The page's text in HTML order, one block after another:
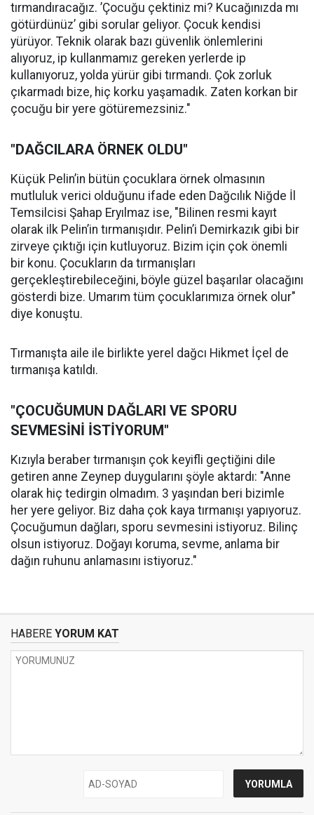
tırmandıracağız. ’Çocuğu çektiniz mi? Kucağınızda mı
götürdünüz’ gibi sorular geliyor. Çocuk kendisi
yürüyor. Teknik olarak bazı güvenlik önlemlerini
alıyoruz, ip kullanmamız gereken yerlerde ip
kullanıyoruz, yolda yürür gibi tırmandı. Çok zorluk
çıkarmadı bize, hiç korku yaşamadık. Zaten korkan bir
çocuğu bir yere götüremezsiniz."
"DAĞCILARA ÖRNEK OLDU"
Küçük Pelin’in bütün çocuklara örnek olmasının
mutluluk verici olduğunu ifade eden Dağcılık Niğde İl
Temsilcisi Şahap Eryılmaz ise, "Bilinen resmi kayıt
olarak ilk Pelin’in tırmanışıdır. Pelin’i Demirkazık gibi bir
zirveye çıktığı için kutluyoruz. Bizim için çok önemli
bir konu. Çocukların da tırmanışları
gerçekleştirebileceğini, böyle güzel başarılar olacağını
gösterdi bize. Umarım tüm çocuklarımıza örnek olur"
diye konuştu.
Tırmanışta aile ile birlikte yerel dağcı Hikmet İçel de
tırmanışa katıldı.
"ÇOCUĞUMUN DAĞLARI VE SPORU
SEVMESİNİ İSTİYORUM"
Kızıyla beraber tırmanışın çok keyifli geçtiğini dile
getiren anne Zeynep duygularını şöyle aktardı: "Anne
olarak hiç tedirgin olmadım. 3 yaşından beri bizimle
her yere geliyor. Biz daha çok kaya tırmanışı yapıyoruz.
Çocuğumun dağları, sporu sevmesini istiyoruz. Bilinç
olsun istiyoruz. Doğayı koruma, sevme, anlama bir
dağın ruhunu anlamasını istiyoruz."
HABERE YORUM KAT